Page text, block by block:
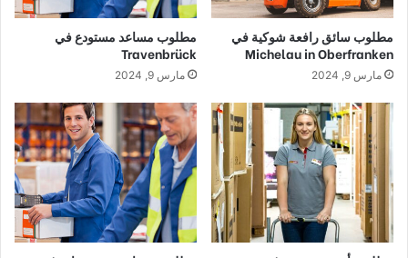
مطلوب سائق رافعة شوكية في
Michelau in Oberfranken
مارس 9, 2024
مطلوب مساعد مستودع في
Travenbrück
مارس 9, 2024